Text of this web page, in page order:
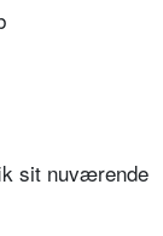
sit nuværende